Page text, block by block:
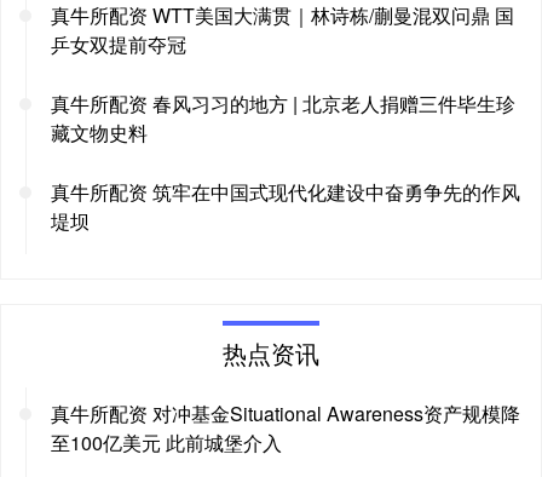
真牛所配资 WTT美国大满贯｜林诗栋/蒯曼混双问鼎 国
乒女双提前夺冠
真牛所配资 春风习习的地方 | 北京老人捐赠三件毕生珍
藏文物史料
真牛所配资 筑牢在中国式现代化建设中奋勇争先的作风
堤坝
热点资讯
真牛所配资 对冲基金Situational Awareness资产规模降
至100亿美元 此前城堡介入